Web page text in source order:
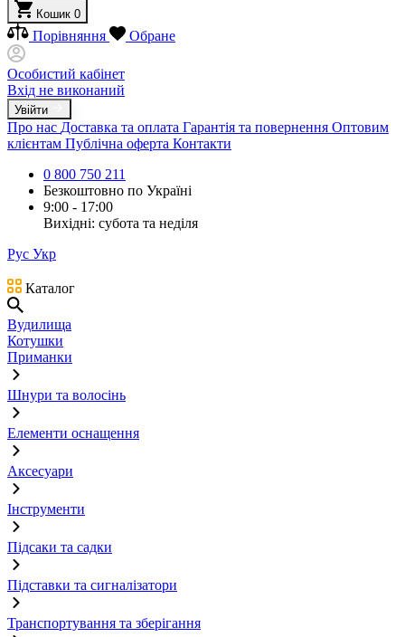
Кошик 0
Порівняння Обране
Особистий кабінет
Вхід не виконаний
Увійти
Про нас Доставка та оплата Гарантія та повернення Оптовим
клієнтам Публічна оферта Контакти
0 800 750 211
Безкоштовно по Україні
9:00 - 17:00
Вихідні: субота та неділя
Рус Укр
Каталог
Вудилища
Котушки
Приманки
Шнури та волосінь
Елементи оснащення
Аксесуари
Інструменти
Підсаки та садки
Підставки та сигналізатори
Транспортування та зберігання